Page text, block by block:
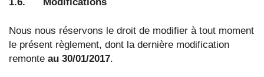
Nous nous réservons le droit de modifier à tout moment
le présent règlement, dont la dernière modification
remonte au 30/01/2017.